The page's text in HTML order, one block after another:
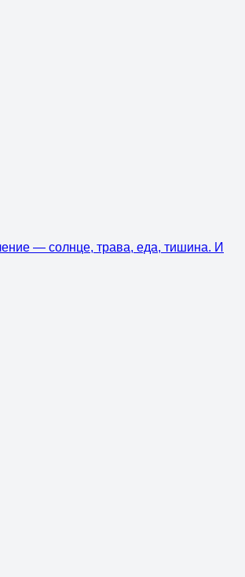
— солнце, трава, еда, тишина. И